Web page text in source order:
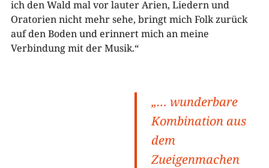
ich den Wald mal vor lauter Arien, Liedern und
Oratorien nicht mehr sehe, bringt mich Folk zurück
auf den Boden und erinnert mich an meine
Verbindung mit der Musik.“
„… wunderbare
Kombination aus
dem
Zueigenmachen